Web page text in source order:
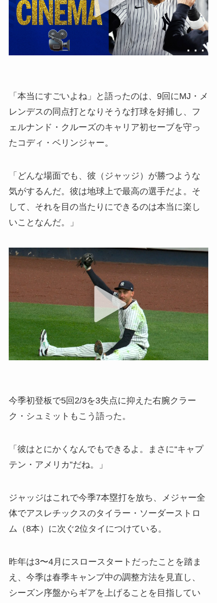
「本当にすごいよね」と語ったのは、9回にMJ・メ
レンデスの同点打となりそうな打球を好捕し、フ
ェルナンド・クルーズのキャリア初セーブを守っ
たコディ・ベリンジャー。
「どんな場面でも、彼（ジャッジ）が勝つような
気がするんだ。彼は地球上で最高の選手だよ。そ
して、それを目の当たりにできるのは本当に楽し
いことなんだ。」
今季初登板で5回2/3を3失点に抑えた右腕クラー
ク・シュミットもこう語った。
「彼はとにかくなんでもできるよ。まさに“キャプ
テン・アメリカ”だね。」
ジャッジはこれで今季7本塁打を放ち、メジャー全
体でアスレチックスのタイラー・ソーダーストロ
ム（8本）に次ぐ2位タイにつけている。
昨年は3〜4月にスロースタートだったことを踏ま
え、今季は春季キャンプ中の調整方法を見直し、
シーズン序盤からギアを上げることを目指してい